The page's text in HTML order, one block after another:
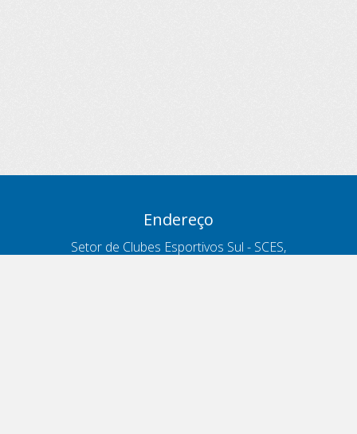
Endereço
Setor de Clubes Esportivos Sul - SCES,